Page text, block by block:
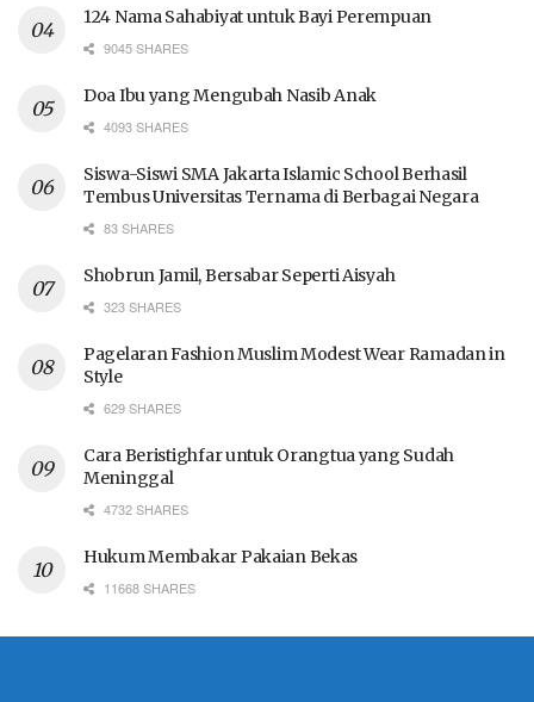
124 Nama Sahabiyat untuk Bayi Perempuan
9045 SHARES
Doa Ibu yang Mengubah Nasib Anak
4093 SHARES
Siswa-Siswi SMA Jakarta Islamic School Berhasil
Tembus Universitas Ternama di Berbagai Negara
83 SHARES
Shobrun Jamil, Bersabar Seperti Aisyah
323 SHARES
Pagelaran Fashion Muslim Modest Wear Ramadan in
Style
629 SHARES
Cara Beristighfar untuk Orangtua yang Sudah
Meninggal
4732 SHARES
Hukum Membakar Pakaian Bekas
11668 SHARES